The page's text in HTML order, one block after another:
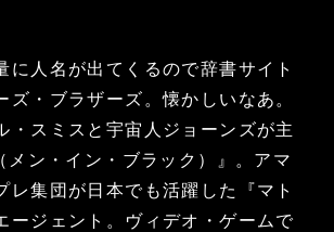
に人名が出てくるので辞書サイト
ズ・ブラザーズ。懐かしいなあ。
・スミスと宇宙人ジョーンズが主
メン・イン・ブラック）』。アマ
レ集団が日本でも活躍した『マト
ージェント。ヴィデオ・ゲームで